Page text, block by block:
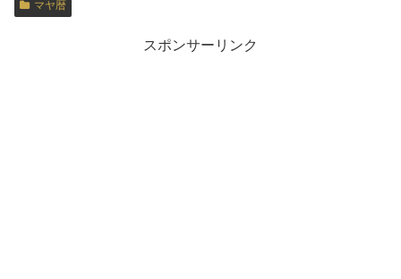
マヤ暦
スポンサーリンク